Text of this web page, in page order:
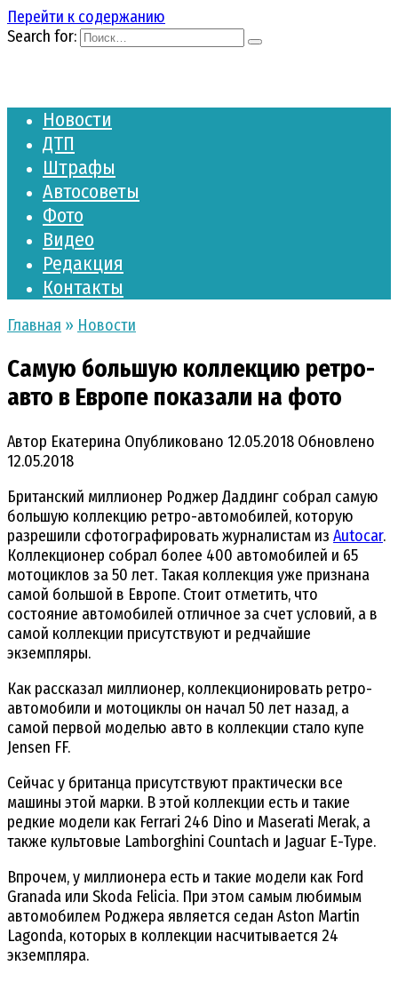
Перейти к содержанию
Search for:
Новости
ДТП
Штрафы
Автосоветы
Фото
Видео
Редакция
Контакты
Главная » Новости
Самую большую коллекцию ретро-
авто в Европе показали на фото
Автор Екатерина Опубликовано 12.05.2018 Обновлено
12.05.2018
Британский миллионер Роджер Даддинг собрал самую
большую коллекцию ретро-автомобилей, которую
разрешили сфотографировать журналистам из Autocar.
Коллекционер собрал более 400 автомобилей и 65
мотоциклов за 50 лет. Такая коллекция уже признана
самой большой в Европе. Стоит отметить, что
состояние автомобилей отличное за счет условий, а в
самой коллекции присутствуют и редчайшие
экземпляры.
Как рассказал миллионер, коллекционировать ретро-
автомобили и мотоциклы он начал 50 лет назад, а
самой первой моделью авто в коллекции стало купе
Jensen FF.
Сейчас у британца присутствуют практически все
машины этой марки. В этой коллекции есть и такие
редкие модели как Ferrari 246 Dino и Maserati Merak, а
также культовые Lamborghini Countach и Jaguar E-Type.
Впрочем, у миллионера есть и такие модели как Ford
Granada или Skoda Felicia. При этом самым любимым
автомобилем Роджера является седан Aston Martin
Lagonda, которых в коллекции насчитывается 24
экземпляра.